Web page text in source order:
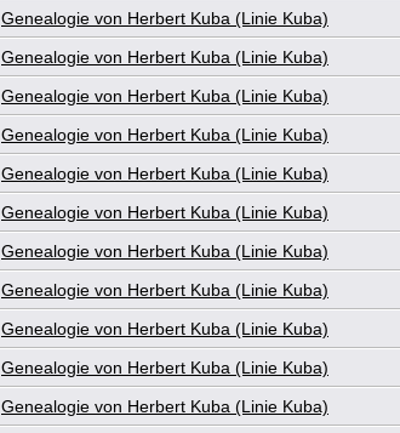
Genealogie von Herbert Kuba (Linie Kuba)
Genealogie von Herbert Kuba (Linie Kuba)
Genealogie von Herbert Kuba (Linie Kuba)
Genealogie von Herbert Kuba (Linie Kuba)
Genealogie von Herbert Kuba (Linie Kuba)
Genealogie von Herbert Kuba (Linie Kuba)
Genealogie von Herbert Kuba (Linie Kuba)
Genealogie von Herbert Kuba (Linie Kuba)
Genealogie von Herbert Kuba (Linie Kuba)
Genealogie von Herbert Kuba (Linie Kuba)
Genealogie von Herbert Kuba (Linie Kuba)